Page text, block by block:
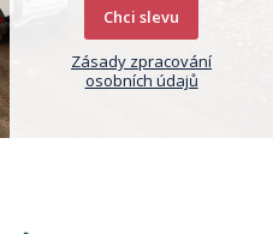
Chci slevu
Zásady zpracování
osobních údajů